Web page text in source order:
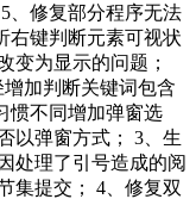
、修复部分程序无法
右键判断元素可视状
变为显示的问题；
增加判断关键词包含
惯不同增加弹窗选
以弹窗方式； 3、生
处理了引号造成的阅
集提交； 4、修复双